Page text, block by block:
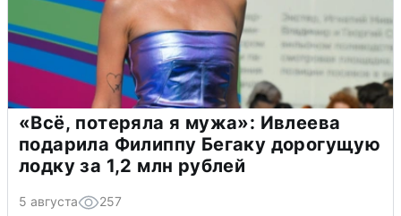
«Всё, потеряла я мужа»: Ивлеева
подарила Филиппу Бегаку дорогущую
лодку за 1,2 млн рублей
5 августа 257